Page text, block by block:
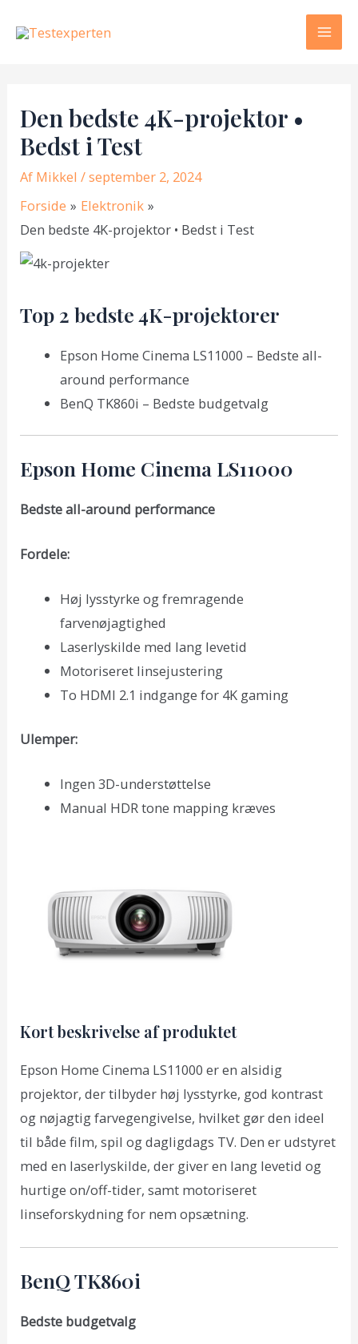
Den bedste 4K-projektor •
Bedst i Test
Af Mikkel/ september 2, 2024
Forside
Elektronik
Den bedste 4K-projektor • Bedst i Test
Top 2 bedste 4K-projektorer
Epson Home Cinema LS11000 – Bedste all-
around performance
BenQ TK860i – Bedste budgetvalg
Epson Home Cinema LS11000
Bedste all-around performance
Fordele:
Høj lysstyrke og fremragende
farvenøjagtighed
Laserlyskilde med lang levetid
Motoriseret linsejustering
To HDMI 2.1 indgange for 4K gaming
Ulemper:
Ingen 3D-understøttelse
Manual HDR tone mapping kræves
Kort beskrivelse af produktet
Epson Home Cinema LS11000 er en alsidig
projektor, der tilbyder høj lysstyrke, god kontrast
og nøjagtig farvegengivelse, hvilket gør den ideel
til både film, spil og dagligdags TV. Den er udstyret
med en laserlyskilde, der giver en lang levetid og
hurtige on/off-tider, samt motoriseret
linseforskydning for nem opsætning.
BenQ TK860i
Bedste budgetvalg